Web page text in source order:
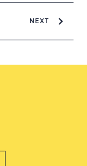
NEXT